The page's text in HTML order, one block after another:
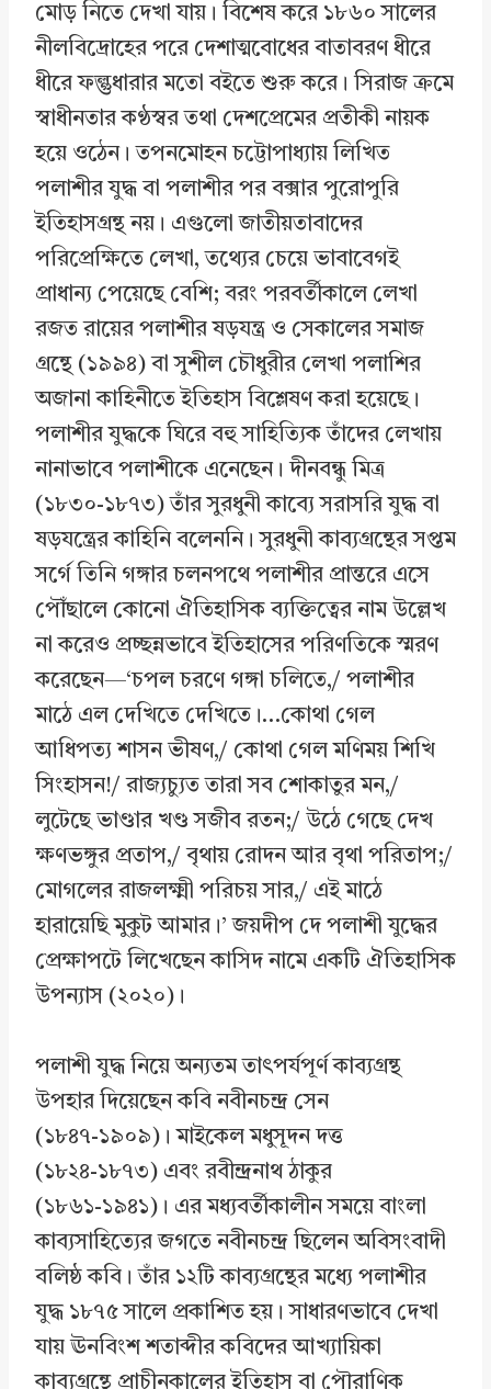
মোড় নিতে দেখা যায়। বিশেষ করে ১৮৬০ সালের
নীলবিদ্রোহের পরে দেশাত্মবোধের বাতাবরণ ধীরে
ধীরে ফল্গুধারার মতো বইতে শুরু করে। সিরাজ ক্রমে
স্বাধীনতার কণ্ঠস্বর তথা দেশপ্রেমের প্রতীকী নায়ক
হয়ে ওঠেন। তপনমোহন চট্টোপাধ্যায় লিখিত
পলাশীর যুদ্ধ বা পলাশীর পর বক্সার পুরোপুরি
ইতিহাসগ্রন্থ নয়। এগুলো জাতীয়তাবাদের
পরিপ্রেক্ষিতে লেখা, তথ্যের চেয়ে ভাবাবেগই
প্রাধান্য পেয়েছে বেশি; বরং পরবর্তীকালে লেখা
রজত রায়ের পলাশীর ষড়যন্ত্র ও সেকালের সমাজ
গ্রন্থে (১৯৯৪) বা সুশীল চৌধুরীর লেখা পলাশির
অজানা কাহিনীতে ইতিহাস বিশ্লেষণ করা হয়েছে।
পলাশীর যুদ্ধকে ঘিরে বহু সাহিত্যিক তাঁদের লেখায়
নানাভাবে পলাশীকে এনেছেন। দীনবন্ধু মিত্র
(১৮৩০-১৮৭৩) তাঁর সুরধুনী কাব্যে সরাসরি যুদ্ধ বা
ষড়যন্ত্রের কাহিনি বলেননি। সুরধুনী কাব্যগ্রন্থের সপ্তম
সর্গে তিনি গঙ্গার চলনপথে পলাশীর প্রান্তরে এসে
পৌঁছালে কোনো ঐতিহাসিক ব্যক্তিত্বের নাম উল্লেখ
না করেও প্রচ্ছন্নভাবে ইতিহাসের পরিণতিকে স্মরণ
করেছেন—‘চপল চরণে গঙ্গা চলিতে,/ পলাশীর
মাঠে এল দেখিতে দেখিতে।…কোথা গেল
আধিপত্য শাসন ভীষণ,/ কোথা গেল মণিময় শিখি
সিংহাসন!/ রাজ্যচ্যুত তারা সব শোকাতুর মন,/
লুটেছে ভাণ্ডার খণ্ড সজীব রতন;/ উঠে গেছে দেখ
ক্ষণভঙ্গুর প্রতাপ,/ বৃথায় রোদন আর বৃথা পরিতাপ;/
মোগলের রাজলক্ষ্মী পরিচয় সার,/ এই মাঠে
হারায়েছি মুকুট আমার।’ জয়দীপ দে পলাশী যুদ্ধের
প্রেক্ষাপটে লিখেছেন কাসিদ নামে একটি ঐতিহাসিক
উপন্যাস (২০২০)।
পলাশী যুদ্ধ নিয়ে অন্যতম তাৎপর্যপূর্ণ কাব্যগ্রন্থ
উপহার দিয়েছেন কবি নবীনচন্দ্র সেন
(১৮৪৭-১৯০৯)। মাইকেল মধুসূদন দত্ত
(১৮২৪-১৮৭৩) এবং রবীন্দ্রনাথ ঠাকুর
(১৮৬১-১৯৪১)। এর মধ্যবর্তীকালীন সময়ে বাংলা
কাব্যসাহিত্যের জগতে নবীনচন্দ্র ছিলেন অবিসংবাদী
বলিষ্ঠ কবি। তাঁর ১২টি কাব্যগ্রন্থের মধ্যে পলাশীর
যুদ্ধ ১৮৭৫ সালে প্রকাশিত হয়। সাধারণভাবে দেখা
যায় ঊনবিংশ শতাব্দীর কবিদের আখ্যায়িকা
কাব্যগ্রন্থে প্রাচীনকালের ইতিহাস বা পৌরাণিক